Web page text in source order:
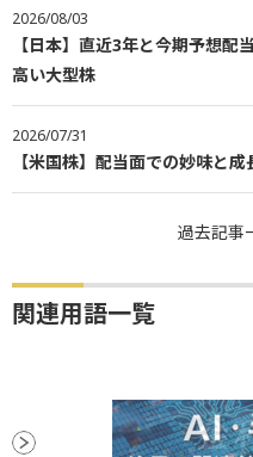
2026/08/03
【日本】直近3年と今期予想
高い大型株
2026/07/31
【米国株】配当面での妙味と
過去記事
関連用語一覧